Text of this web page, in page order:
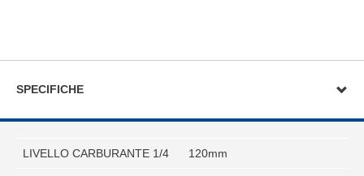
SPECIFICHE
LIVELLO CARBURANTE 1/4 120mm